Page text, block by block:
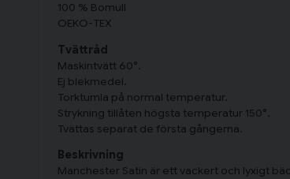
100 % Bomull
OEKO-TEX
Tvättråd
Maskintvätt 60°.
Ej blekmedel.
Torktumla på normal temperatur.
Strykning tillåten högsta temperatur 150°.
Tvättas separat de första gångerna.
Beskrivning
Manchester Satin är ett vackert och lyxigt